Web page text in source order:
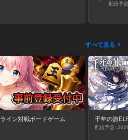
配信予
すべて見る
イン対戦ボードゲーム 千年の旅
配信予定: